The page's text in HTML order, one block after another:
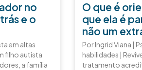
no
e o
em altas
filho autista
a família
O que é
que ela é
não um
Por Ingrid Viana |
habilidades |
tratamento